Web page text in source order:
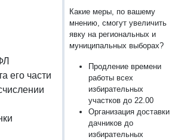
его части
Какие меры, по вашему
мнению, смогут увеличить
явку на региональных и
муниципальных выборах?
Продление времени
работы всех
избирательных
участков до 22.00
Организация доставки
дачников до
избирательных